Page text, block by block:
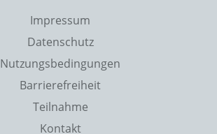
Impressum
Datenschutz
Nutzungsbedingungen
Barrierefreiheit
Teilnahme
Kontakt